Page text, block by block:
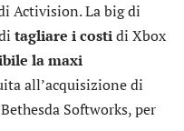
Activision. La big di
tagliare i costidi Xbox
la maxi
all’acquisizione di
Softworks, per